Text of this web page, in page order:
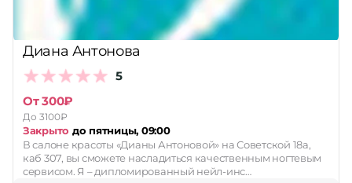
Диана Антонова
5
От 300₽
До 3100₽
Закрыто до пятницы, 09:00
В салоне красоты «Дианы Антоновой» на Советской 18а,
каб 307, вы сможете насладиться качественным ногтевым
сервисом. Я – дипломированный нейл-инс…